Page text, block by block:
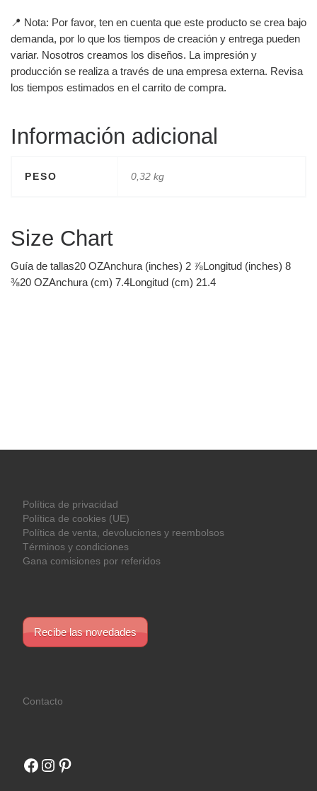
📍 Nota: Por favor, ten en cuenta que este producto se crea bajo
demanda, por lo que los tiempos de creación y entrega pueden
variar. Nosotros creamos los diseños. La impresión y
producción se realiza a través de una empresa externa. Revisa
los tiempos estimados en el carrito de compra.
Información adicional
PESO 0,32 kg
Size Chart
Guía de tallas20 OZAnchura (inches) 2 ⅞Longitud (inches) 8
⅜20 OZAnchura (cm) 7.4Longitud (cm) 21.4
Política de privacidad
Política de cookies (UE)
Política de venta, devoluciones y reembolsos
Términos y condiciones
Gana comisiones por referidos
Recibe las novedades
Contacto
Facebook
Instagram
Pinterest